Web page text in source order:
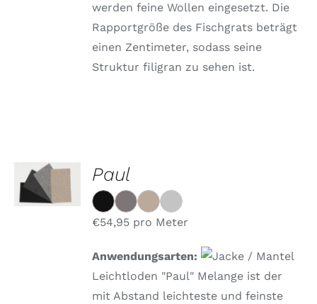
werden feine Wollen eingesetzt. Die
Rapportgröße des Fischgrats beträgt
einen Zentimeter, sodass seine
Struktur filigran zu sehen ist.
OPTIONEN
WÄHLEN
DIESES
PRODUKT
/
DETAILS
Paul
€54,95 pro Meter
Anwendungsarten:
Leichtloden "Paul" Melange ist der
mit Abstand leichteste und feinste